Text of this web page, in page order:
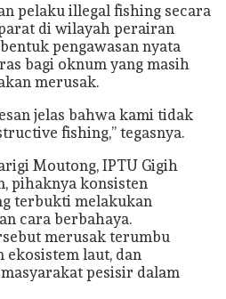
pelaku illegal fishing secara
di wilayah perairan
pengawasan nyata
bagi oknum yang masih
merusak.
jelas bahwa kami tidak
fishing,” tegasnya.
Moutong, IPTU Gigih
pihaknya konsisten
terbukti melakukan
cara berbahaya.
merusak terumbu
ekosistem laut, dan
pesisir dalam